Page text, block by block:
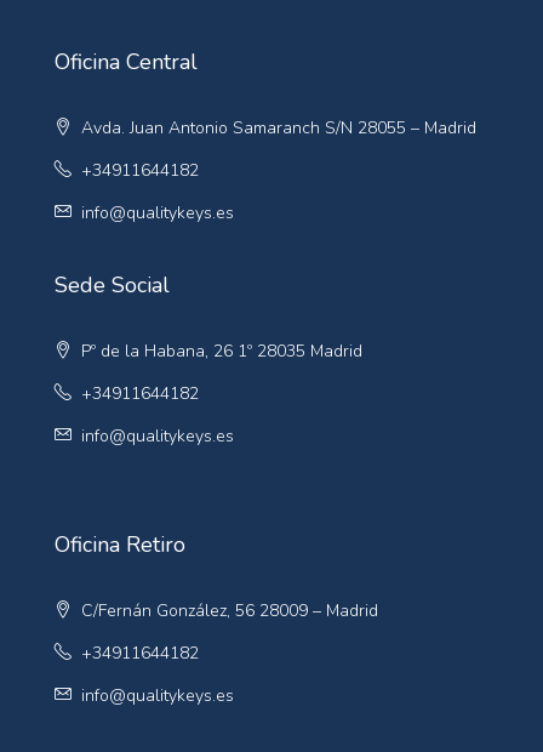
Oficina Central
Avda. Juan Antonio Samaranch S/N 28055 – Madrid
+34911644182
info@qualitykeys.es
Sede Social
Pº de la Habana, 26 1º 28035 Madrid
+34911644182
info@qualitykeys.es
Oficina Retiro
C/Fernán González, 56 28009 – Madrid
+34911644182
info@qualitykeys.es